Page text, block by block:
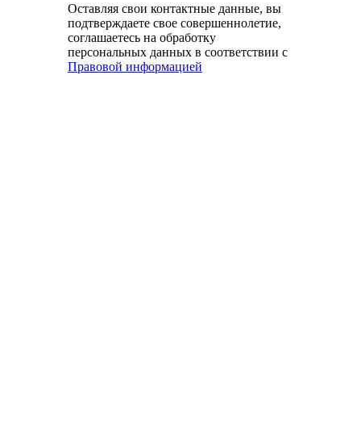
Оставляя свои контактные данные, вы
подтверждаете свое совершеннолетие,
соглашаетесь на обработку
персональных данных в соответствии с
Правовой информацией